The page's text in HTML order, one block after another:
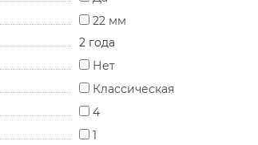
22 мм
2 года
Нет
Классическая
4
1